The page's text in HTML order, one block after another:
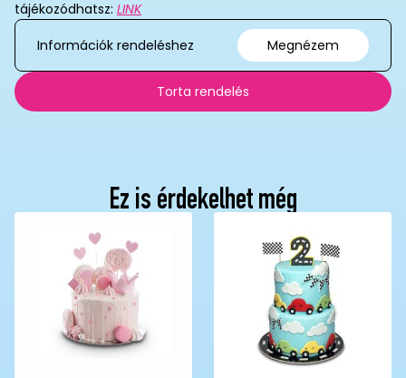
tájékozódhatsz: LINK
Információk rendeléshez
Megnézem
Torta rendelés
Ez is érdekelhet még